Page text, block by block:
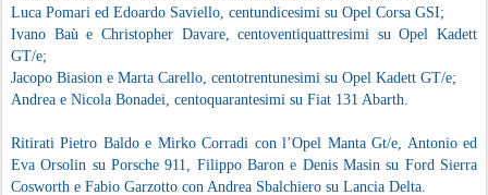
Luca Pomari ed Edoardo Saviello, centundicesimi su Opel Corsa GSI;
Ivano Baù e Christopher Davare, centoventiquattresimi su Opel Kadett
GT/e;
Jacopo Biasion e Marta Carello, centotrentunesimi su Opel Kadett GT/e;
Andrea e Nicola Bonadei, centoquarantesimi su Fiat 131 Abarth.
Ritirati Pietro Baldo e Mirko Corradi con l’Opel Manta Gt/e, Antonio ed
Eva Orsolin su Porsche 911, Filippo Baron e Denis Masin su Ford Sierra
Cosworth e Fabio Garzotto con Andrea Sbalchiero su Lancia Delta.